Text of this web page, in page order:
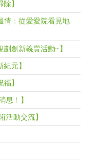
】
情：從愛愛院看見地
創新義賣活動~】
元】
】
息！】
活動交流】